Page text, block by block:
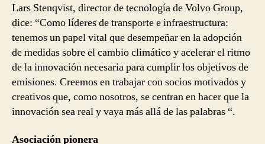
Lars Stenqvist, director de tecnología de Volvo Group,
dice: “Como líderes de transporte e infraestructura:
tenemos un papel vital que desempeñar en la adopción
de medidas sobre el cambio climático y acelerar el ritmo
de la innovación necesaria para cumplir los objetivos de
emisiones. Creemos en trabajar con socios motivados y
creativos que, como nosotros, se centran en hacer que la
innovación sea real y vaya más allá de las palabras “.
Asociación pionera